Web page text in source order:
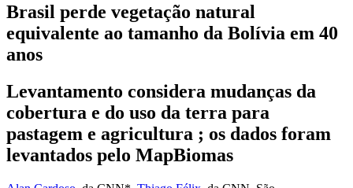
Brasil perde vegetação natural
equivalente ao tamanho da Bolívia em 40
anos
Levantamento considera mudanças da
cobertura e do uso da terra para
pastagem e agricultura ; os dados foram
levantados pelo MapBiomas